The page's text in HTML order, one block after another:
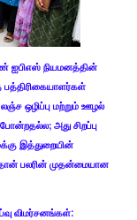
ஐபிஎஸ் நியமனத்தின்
பத்திரிகையாளர்கள்
ஒழிப்பு மற்றும் ஊழல்
அது சிறப்பு
இத்துறையின்
பலரின் முதன்மையான
விமர்சனங்கள்: